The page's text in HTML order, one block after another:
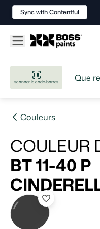
scanner le code-barres
Couleurs
BT 11-40 P
Sync with Contentful